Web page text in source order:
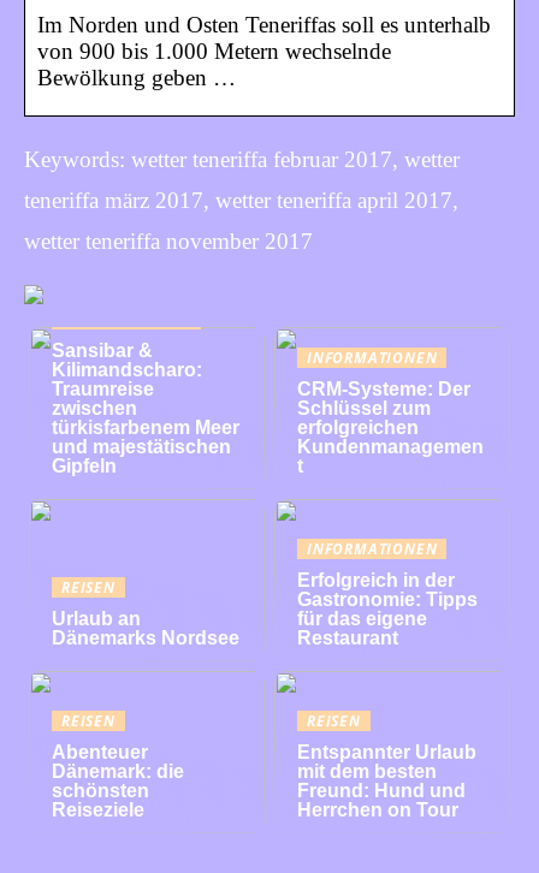
Im Norden und Osten Teneriffas soll es unterhalb
von 900 bis 1.000 Metern wechselnde
Bewölkung geben …
Keywords: wetter teneriffa februar 2017, wetter
teneriffa märz 2017, wetter teneriffa april 2017,
wetter teneriffa november 2017
Sansibar &
Kilimandscharo:
Traumreise
zwischen
türkisfarbenem Meer
und majestätischen
Gipfeln
INFORMATIONEN
CRM-Systeme: Der
Schlüssel zum
erfolgreichen
Kundenmanagemen
t
REISEN
Urlaub an
Dänemarks Nordsee
INFORMATIONEN
Erfolgreich in der
Gastronomie: Tipps
für das eigene
Restaurant
REISEN
Abenteuer
Dänemark: die
schönsten
Reiseziele
REISEN
Entspannter Urlaub
mit dem besten
Freund: Hund und
Herrchen on Tour